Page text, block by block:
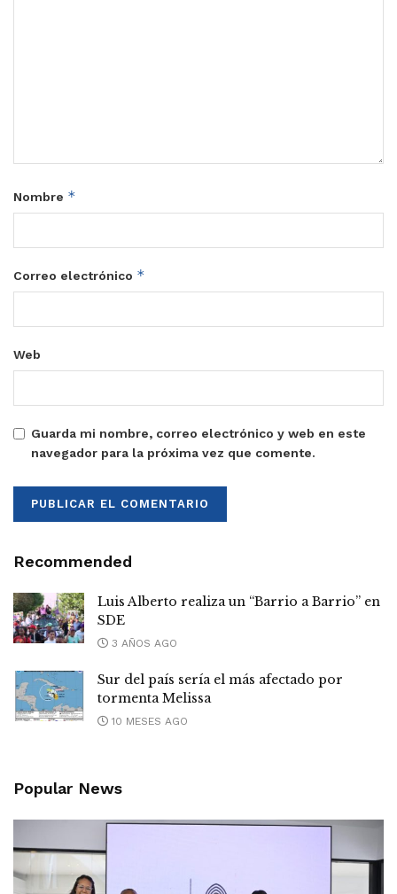
Nombre *
Correo electrónico *
Web
Guarda mi nombre, correo electrónico y web en este
navegador para la próxima vez que comente.
Recommended
Luis Alberto realiza un “Barrio a Barrio” en
SDE
3 AÑOS AGO
Sur del país sería el más afectado por
tormenta Melissa
10 MESES AGO
Popular News